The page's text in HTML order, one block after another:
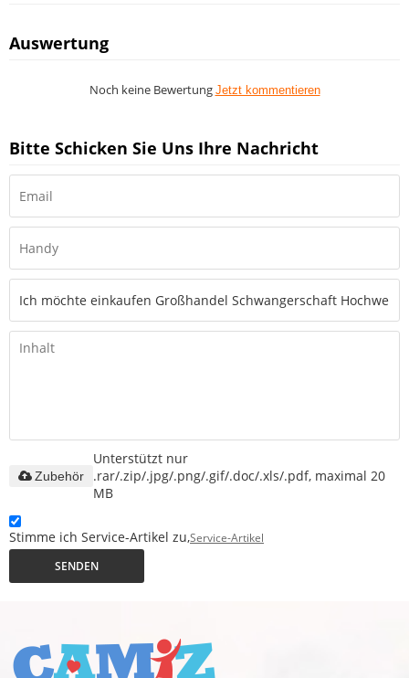
Auswertung
Noch keine Bewertung Jetzt kommentieren
Bitte Schicken Sie Uns Ihre Nachricht
Unterstützt nur
.rar/.zip/.jpg/.png/.gif/.doc/.xls/.pdf, maximal 20
MB
Zubehör
Stimme ich Service-Artikel zu,Service-Artikel
SENDEN